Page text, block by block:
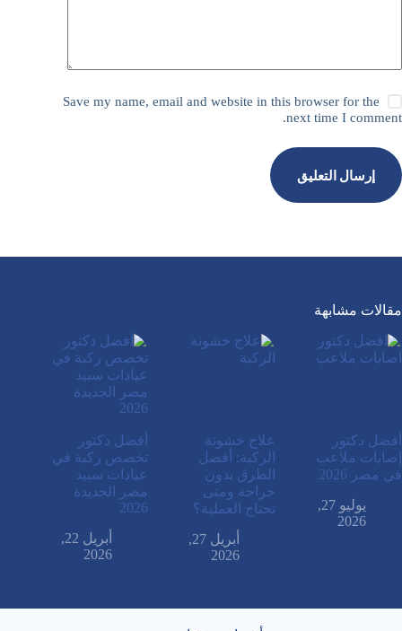
Save my name, email and website in this browser for the
next time I comment.
إرسال التعليق
مقالات مشابهة
أفضل دكتور
إصابات ملاعب
في مصر 2026
يوليو 27,
2026
علاج خشونة
الركبة: أفضل
الطرق بدون
جراحة ومتى
تحتاج العملية؟
أبريل 27,
2026
أفضل دكتور
تخصص ركبة في
عيادات سبيد
مصر الجديدة
2026
أبريل 22,
2026